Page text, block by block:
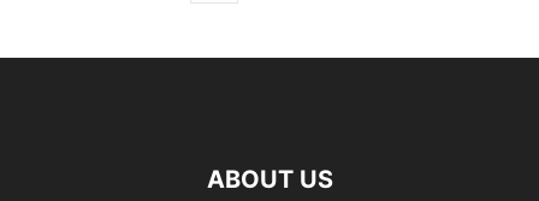
ABOUT US